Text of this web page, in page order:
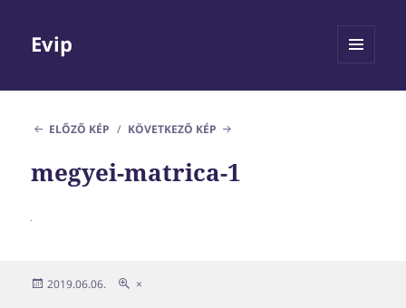
Evip
ELŐZŐ KÉP
KÖVETKEZŐ KÉP
megyei-matrica-1
Közzétéve
2019.06.06.
Teljes
×